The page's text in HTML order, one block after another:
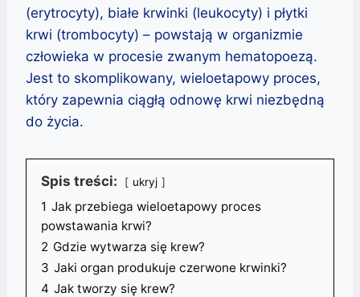
(erytrocyty), białe krwinki (leukocyty) i płytki
krwi (trombocyty) – powstają w organizmie
człowieka w procesie zwanym hematopoezą.
Jest to skomplikowany, wieloetapowy proces,
który zapewnia ciągłą odnowę krwi niezbędną
do życia.
Spis treści: ukryj
1 Jak przebiega wieloetapowy proces
powstawania krwi?
2 Gdzie wytwarza się krew?
3 Jaki organ produkuje czerwone krwinki?
4 Jak tworzy się krew?